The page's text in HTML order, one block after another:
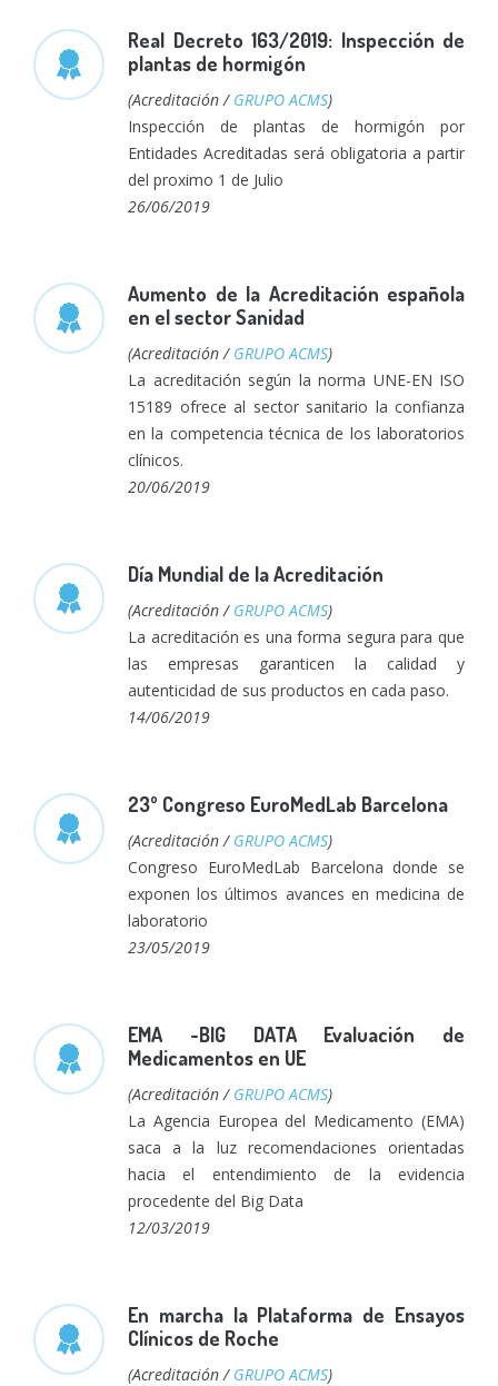
Real Decreto 163/2019: Inspección de
plantas de hormigón
(Acreditación / GRUPO ACMS)
Inspección de plantas de hormigón por
Entidades Acreditadas será obligatoria a partir
del proximo 1 de Julio
26/06/2019
Aumento de la Acreditación española
en el sector Sanidad
(Acreditación / GRUPO ACMS)
La acreditación según la norma UNE-EN ISO
15189 ofrece al sector sanitario la confianza
en la competencia técnica de los laboratorios
clínicos.
20/06/2019
Día Mundial de la Acreditación
(Acreditación / GRUPO ACMS)
La acreditación es una forma segura para que
las empresas garanticen la calidad y
autenticidad de sus productos en cada paso.
14/06/2019
23º Congreso EuroMedLab Barcelona
(Acreditación / GRUPO ACMS)
Congreso EuroMedLab Barcelona donde se
exponen los últimos avances en medicina de
laboratorio
23/05/2019
EMA -BIG DATA Evaluación de
Medicamentos en UE
(Acreditación / GRUPO ACMS)
La Agencia Europea del Medicamento (EMA)
saca a la luz recomendaciones orientadas
hacia el entendimiento de la evidencia
procedente del Big Data
12/03/2019
En marcha la Plataforma de Ensayos
Clínicos de Roche
(Acreditación / GRUPO ACMS)